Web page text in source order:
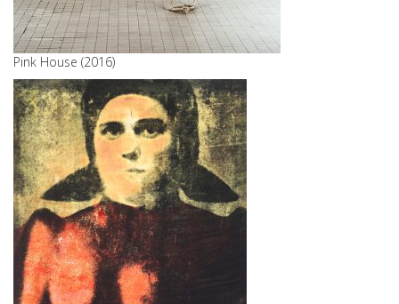
Pink House (2016)